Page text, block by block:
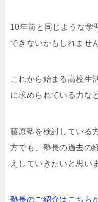
10年前と同じような学
できないかもしれませ
これから始まる高校生
に求められている力な
藤原塾を検討している
方でも、塾長の過去の
えしていきたいと思い
塾長のご紹介はこちら